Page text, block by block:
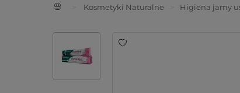
Kosmetyki Naturalne Higiena jamy